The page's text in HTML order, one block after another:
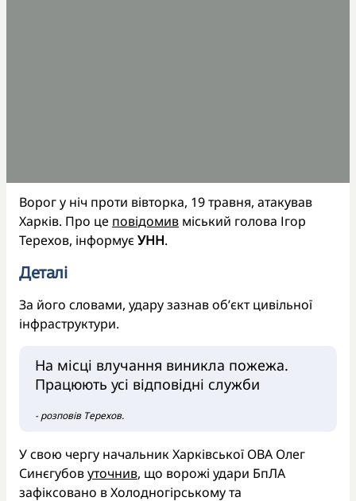
Ворог у ніч проти вівторка, 19 травня, атакував
Харків. Про це повідомив міський голова Ігор
Терехов, інформує УНН.
Деталі
За його словами, удару зазнав обʼєкт цивільної
інфраструктури.
На місці влучання виникла пожежа.
Працюють усі відповідні служби
- розповів Терехов.
У свою чергу начальник Харківської ОВА Олег
Синєгубовуточнив, що ворожі удари БпЛА
зафіксовано в Холодногірському та